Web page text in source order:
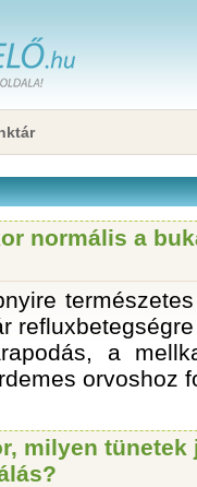
normális a
a
orvoshoz
milyen tünetek